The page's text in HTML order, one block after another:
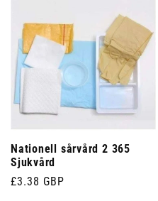
Nationell sårvård 2 365
Sjukvård
Ordinarie
£3.38 GBP